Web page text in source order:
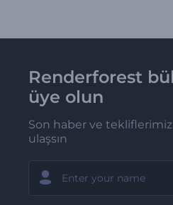
Renderforest
üye olun
Son haber ve tekliflerimiz
ulaşsın